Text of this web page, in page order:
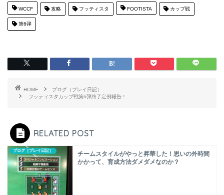
WCCF 攻略 フッティスタ FOOTISTA カップ戦
第6弾
HOME
ブログ［プレイ日記］
フッティスタカップ戦第6弾終了定例報告！
RELATED POST
ブログ［プレイ日記］
チームスタイルがやっと昇華した！思いの外時間
かかって、育成方法ダメダメなのか？